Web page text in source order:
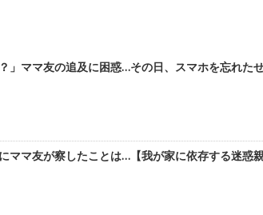
」ママ友の追及に困惑…その日、スマホを忘れ
ママ友が察したことは…【我が家に依存する迷惑